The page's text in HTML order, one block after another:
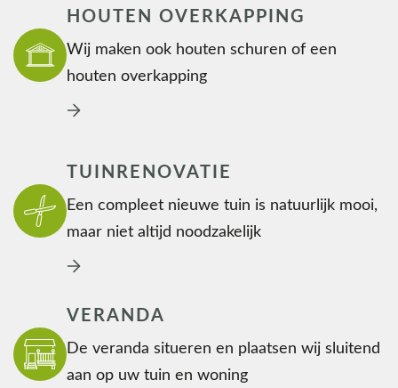
HOUTEN OVERKAPPING
Wij maken ook houten schuren of een
houten overkapping
TUINRENOVATIE
Een compleet nieuwe tuin is natuurlijk mooi,
maar niet altijd noodzakelijk
VERANDA
De veranda situeren en plaatsen wij sluitend
aan op uw tuin en woning